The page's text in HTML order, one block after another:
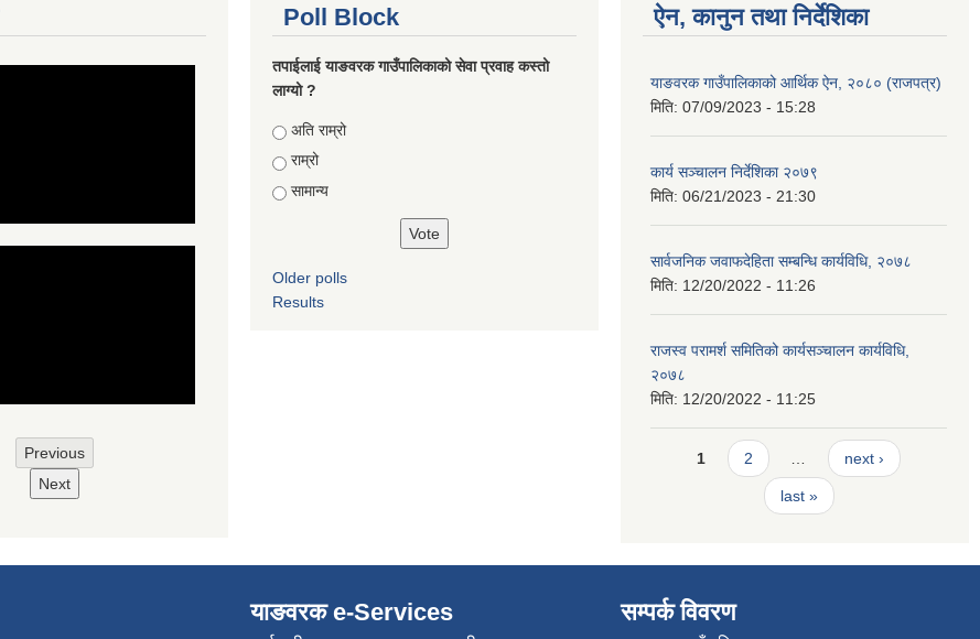
Previous
Next
Poll Block
तपाईलाई याङवरक गाउँपालिकाको सेवा प्रवाह कस्तो
लाग्यो ?
Choices
अति राम्रो
राम्रो
सामान्य
Older polls
Results
ऐन, कानुन तथा निर्देशिका
याङवरक गाउँपालिकाको आर्थिक ऐन, २०८० (राजपत्र)
मिति: 07/09/2023 - 15:28
कार्य सञ्चालन निर्देशिका २०७९
मिति: 06/21/2023 - 21:30
सार्वजनिक जवाफदेहिता सम्बन्धि कार्यविधि, २०७८
मिति: 12/20/2022 - 11:26
राजस्व परामर्श समितिको कार्यसञ्चालन कार्यविधि,
२०७८
मिति: 12/20/2022 - 11:25
Pages
1 2 next ›
last »
याङवरक e-Services सम्पर्क विवरण